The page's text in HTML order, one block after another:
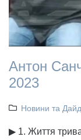
Антон
2023
Новини та
▶ 1. Життя